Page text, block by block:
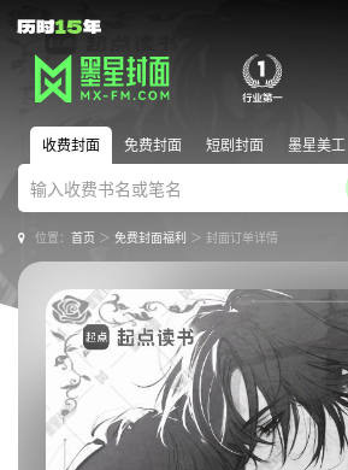
收费封面 免费封面 短剧封面 墨星美工
位置： 首页＞ 免费封面福利 ＞ 封面订单详情